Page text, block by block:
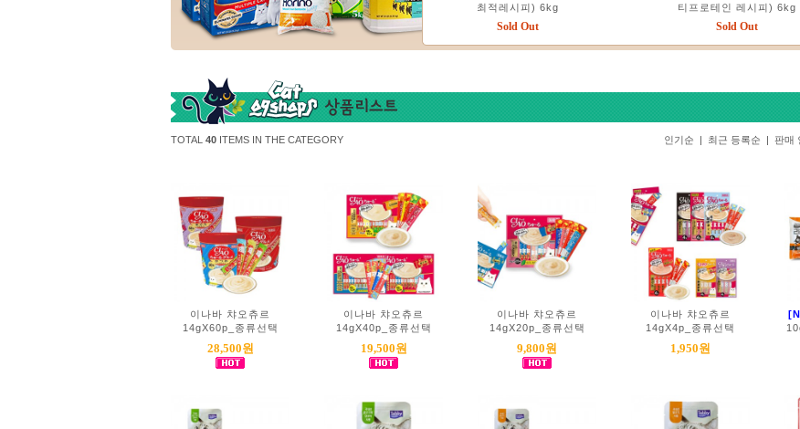
최적레시피) 6kg
Sold Out
티프로테인 레시피) 6kg
Sold Out
TOTAL 40 ITEMS IN THE CATEGORY 인기순 | 최근 등록순 | 판매
이나바 챠오츄르
14gX60p_종류선택
28,500원
이나바 챠오츄르
14gX40p_종류선택
19,500원
이나바 챠오츄르
14gX20p_종류선택
9,800원
이나바 챠오츄르
14gX4p_종류선택
1,950원